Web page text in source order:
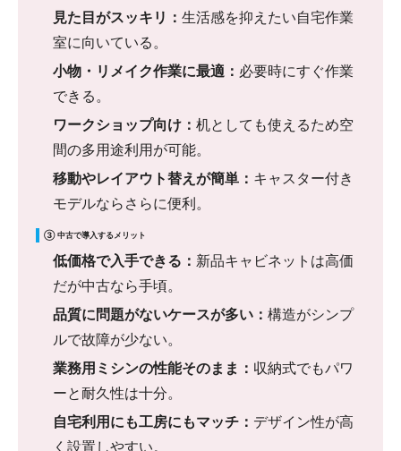
見た目がスッキリ： 生活感を抑えたい自宅作業
室に向いている。
小物・リメイク作業に最適： 必要時にすぐ作業
できる。
ワークショップ向け： 机としても使えるため空
間の多用途利用が可能。
移動やレイアウト替えが簡単： キャスター付き
モデルならさらに便利。
③ 中古で導入するメリット
低価格で入手できる： 新品キャビネットは高価
だが中古なら手頃。
品質に問題がないケースが多い： 構造がシンプ
ルで故障が少ない。
業務用ミシンの性能そのまま： 収納式でもパワ
ーと耐久性は十分。
自宅利用にも工房にもマッチ： デザイン性が高
く設置しやすい。